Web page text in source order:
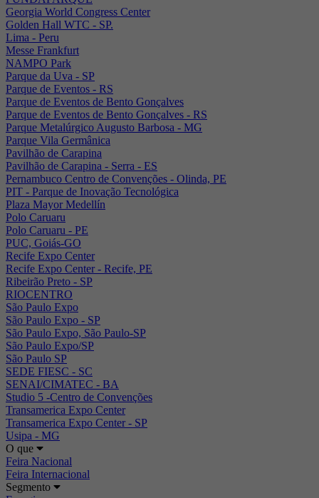
Georgia World Congress Center
Golden Hall WTC - SP.
Lima - Peru
Messe Frankfurt
NAMPO Park
Parque da Uva - SP
Parque de Eventos - RS
Parque de Eventos de Bento Gonçalves
Parque de Eventos de Bento Gonçalves - RS
Parque Metalúrgico Augusto Barbosa - MG
Parque Vila Germânica
Pavilhão de Carapina
Pavilhão de Carapina - Serra - ES
Pernambuco Centro de Convenções - Olinda, PE
PIT - Parque de Inovação Tecnológica
Plaza Mayor Medellín
Polo Caruaru
Polo Caruaru - PE
PUC, Goiás-GO
Recife Expo Center
Recife Expo Center - Recife, PE
Ribeirão Preto - SP
RIOCENTRO
São Paulo Expo
São Paulo Expo - SP
São Paulo Expo, São Paulo-SP
São Paulo Expo/SP
São Paulo SP
SEDE FIESC - SC
SENAI/CIMATEC - BA
Studio 5 -Centro de Convenções
Transamerica Expo Center
Transamerica Expo Center - SP
Usipa - MG
O que
Feira Nacional
Feira Internacional
Segmento